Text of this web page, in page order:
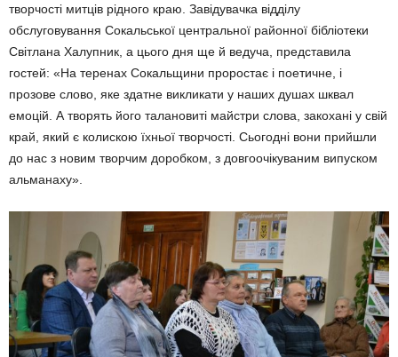
творчості митців рідно­го краю. Завідувачка відділу
обслуговування Сокальської центральної районної бібліоте­ки
Світлана Халупник, а цього дня ще й ведуча, представила
гостей: «На теренах Сокальщини проростає і поетичне, і
прозове слово, яке здатне викликати у наших душах шквал
емоцій. А творять його талановиті майстри слова, закохані у свій
край, який є колискою їхньої творчості. Сьогодні вони прийшли
до нас з новим творчим доробком, з довгоочікуваним випуском
альманаху».